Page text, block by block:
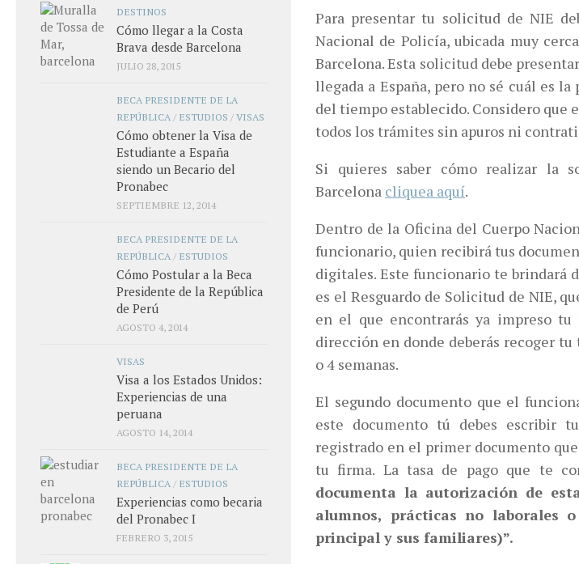
Para presentar tu solicitud de NIE
Nacional de Policía, ubicada muy
Barcelona. Esta solicitud debe
llegada a España, pero no sé cuál es
del tiempo establecido. Considero que
todos los trámites sin apuros ni
Si quieres saber cómo realizar la
Barcelona cliquea aquí.
Dentro de la Oficina del Cuerpo
funcionario, quien recibirá tus
digitales. Este funcionario te brindará
es el Resguardo de Solicitud de NIE,
en el que encontrarás ya impreso
dirección en donde deberás recoger
o 4 semanas.
El segundo documento que el
este documento tú debes escribir
registrado en el primer documento
tu firma. La tasa de pago que te
documenta la autorización de
alumnos, prácticas no laborales
principal y sus familiares)”.
DESTINOS
Cómo llegar a la Costa
Brava desde Barcelona
JULIO 28, 2015
BECA PRESIDENTE DE LA
REPÚBLICA / ESTUDIOS /VISAS
Cómo obtener la Visa de
Estudiante a España
siendo un Becario del
Pronabec
SEPTIEMBRE 12, 2014
BECA PRESIDENTE DE LA
REPÚBLICA / ESTUDIOS
Cómo Postular a la Beca
Presidente de la República
de Perú
AGOSTO 4, 2014
VISAS
Visa a los Estados Unidos:
Experiencias de una
peruana
AGOSTO 14, 2014
BECA PRESIDENTE DE LA
REPÚBLICA / ESTUDIOS
Experiencias como becaria
del Pronabec I
FEBRERO 3, 2015